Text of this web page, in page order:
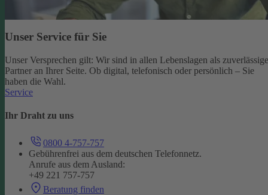
Unser Service für Sie
Unser Versprechen gilt: Wir sind in allen Lebenslagen als
Partner an Ihrer Seite. Ob digital, telefonisch oder persönlich – Sie
haben die Wahl.
Service
Ihr Draht zu uns
0800 4-757-757
Gebührenfrei aus dem deutschen Telefonnetz.
Anrufe aus dem Ausland:
+49 221 757-757
Beratung finden